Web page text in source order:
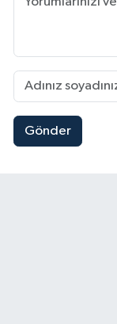
Gönder